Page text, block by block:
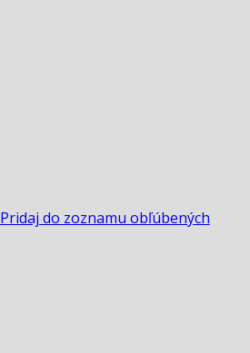
Pridaj do zoznamu obľúbených